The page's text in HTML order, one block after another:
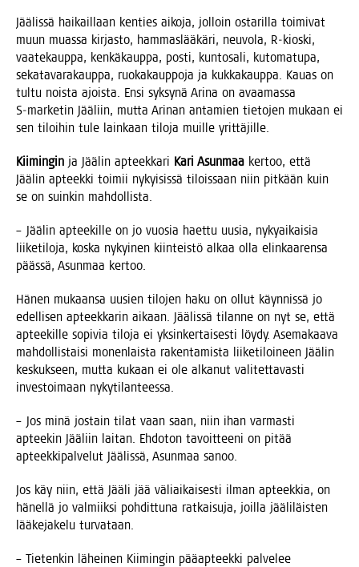
Jää­lis­sä hai­kail­laan ken­ties aiko­ja, jol­loin osta­ril­la toi­mi­vat
muun muas­sa kir­jas­to, ham­mas­lää­kä­ri, neu­vo­la, R‑kioski,
vaa­te­kaup­pa, ken­kä­kaup­pa, pos­ti, kun­to­sa­li, kuto­ma­tu­pa,
seka­ta­va­ra­kaup­pa, ruo­ka­kaup­po­ja ja kuk­ka­kaup­pa. Kau­as on
tul­tu nois­ta ajois­ta. Ensi syk­sy­nä Ari­na on avaa­mas­sa
S‑marketin Jää­liin, mut­ta Ari­nan anta­mien tie­to­jen mukaan ei
sen tiloi­hin tule lain­kaan tilo­ja muil­le yrittäjille.
Kii­min­gin ja Jää­lin apteek­ka­ri Kari Asun­maa ker­too, että
Jää­lin apteek­ki toi­mii nykyi­sis­sä tilois­saan niin pit­kään kuin
se on suin­kin mahdollista.
– Jää­lin aptee­kil­le on jo vuo­sia haet­tu uusia, nyky­ai­kai­sia
lii­ke­ti­lo­ja, kos­ka nykyi­nen kiin­teis­tö alkaa olla elin­kaa­ren­sa
pääs­sä, Asun­maa kertoo.
Hänen mukaan­sa uusien tilo­jen haku on ollut käyn­nis­sä jo
edel­li­sen apteek­ka­rin aikaan. Jää­lis­sä tilan­ne on nyt se, että
aptee­kil­le sopi­via tilo­ja ei yksin­ker­tai­ses­ti löy­dy. Ase­ma­kaa­va
mah­dol­lis­tai­si monen­lais­ta raken­ta­mis­ta lii­ke­ti­loi­neen Jää­lin
kes­kuk­seen, mut­ta kukaan ei ole alka­nut vali­tet­ta­vas­ti
inves­toi­maan nykytilanteessa.
– Jos minä jos­tain tilat vaan saan, niin ihan var­mas­ti
aptee­kin Jää­liin lai­tan. Ehdo­ton tavoit­tee­ni on pitää
apteek­ki­pal­ve­lut Jää­lis­sä, Asun­maa sanoo.
Jos käy niin, että Jää­li jää väliai­kai­ses­ti ilman apteek­kia, on
hänel­lä jo val­miik­si poh­dit­tu­na rat­kai­su­ja, joil­la jää­li­läis­ten
lää­ke­ja­ke­lu turvataan.
– Tie­ten­kin lähei­nen Kii­min­gin pää­ap­teek­ki pal­ve­lee